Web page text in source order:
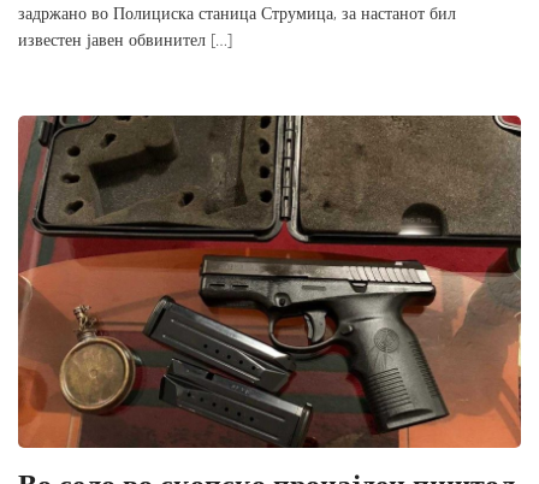
задржано во Полициска станица Струмица, за настанот бил
известен јавен обвинител […]